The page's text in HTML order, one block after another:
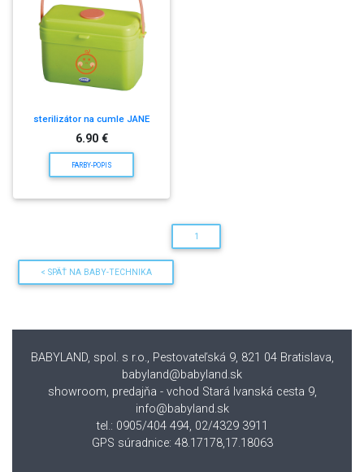
sterilizátor na cumle JANE
6.90 €
FARBY-POPIS
1
< SPÄŤ NA BABY-TECHNIKA
BABYLAND, spol. s r.o., Pestovateľská 9, 821 04 Bratislava,
babyland@babyland.sk
showroom, predajňa - vchod Stará Ivanská cesta 9,
info@babyland.sk
tel.: 0905/404 494, 02/4329 3911
GPS súradnice: 48.17178,17.18063